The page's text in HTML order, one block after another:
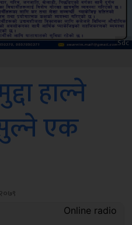
ksbus
हाल्ने
एक